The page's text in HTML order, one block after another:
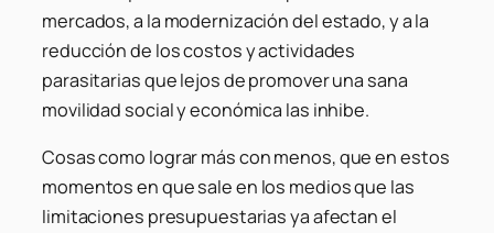
mercados, a la modernización del estado, y a la
reducción de los costos y actividades
parasitarias que lejos de promover una sana
movilidad social y económica las inhibe.
Cosas como lograr más con menos, que en estos
momentos en que sale en los medios que las
limitaciones presupuestarias ya afectan el